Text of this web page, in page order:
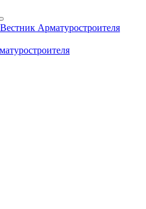
Арматуростроителя